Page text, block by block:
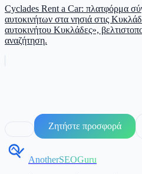
Cyclades Rent a Car: πλατφόρμα
αυτοκινήτων στα νησιά στις
αυτοκινήτου Κυκλάδες»,
αναζήτηση.
Ζητήστε προσφορά
AnotherSEOGuru